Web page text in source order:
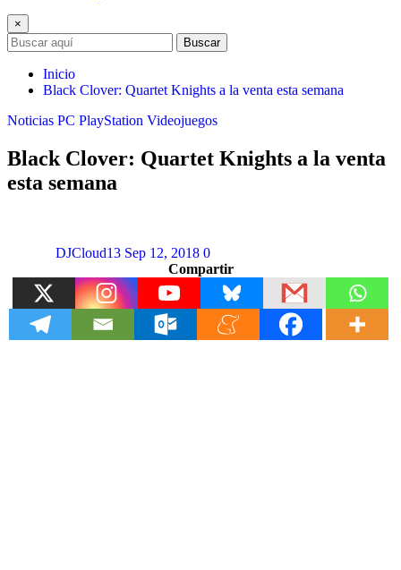
×
Buscar
Inicio
Black Clover: Quartet Knights a la venta esta semana
Noticias PC PlayStation Videojuegos
Black Clover: Quartet Knights a la venta
esta semana
DJCloud13 Sep 12, 2018 0
Compartir